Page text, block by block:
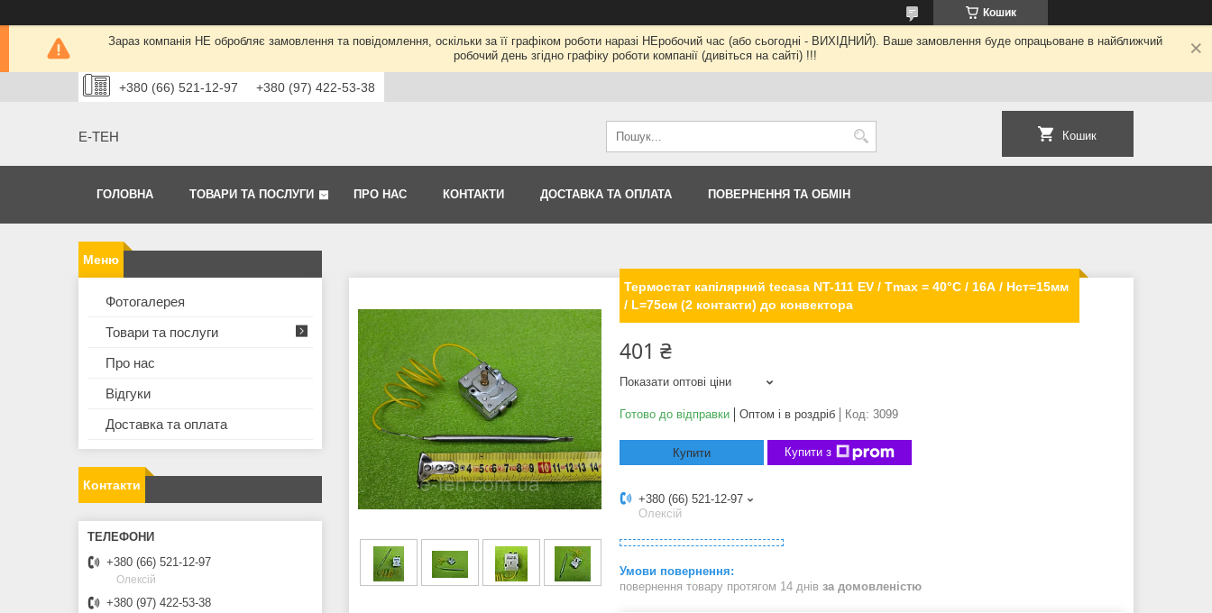
Кошик
Зараз компанія НЕ обробляє замовлення та повідомлення, оскільки за її графіком роботи наразі НЕробочий час (або сьогодні - ВИХІДНИЙ). Ваше замовлення буде опрацьоване в найближчий
робочий день згідно графіку роботи компанії (дивіться на сайті) !!!
+380 (66) 521-12-97 +380 (97) 422-53-38
Е-ТЕН Кошик
ГОЛОВНА ТОВАРИ ТА ПОСЛУГИ ПРО НАС КОНТАКТИ ДОСТАВКА ТА ОПЛАТА ПОВЕРНЕННЯ ТА ОБМІН
Термостат капілярний tecasa NT-111 EV / Tmax = 40°C / 16А / Hст=15мм
/ L=75см (2 контакти) до конвектора
401 ₴
Показати оптові ціни
Готово до відправки Оптом і в роздріб Код: 3099
Купити Купити з
+380 (66) 521-12-97
Олексій
повернення товару протягом 14 днів за домовленістю
Фотогалерея
Товари та послуги
Про нас
Відгуки
Доставка та оплата
Контакти
+380 (66) 521-12-97
Олексій
+380 (97) 422-53-38